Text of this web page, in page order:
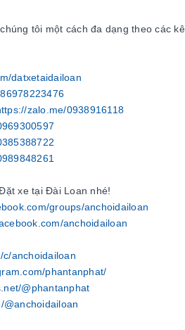
tôi một cách đa dạng theo các
datxetaidailoan
zalo.me/0938916118
xe tại Đài Loan nhé!
groups/anchoidailoan
anchoidailoan
anchoidailoan
phantanphat/
@phantanphat
@anchoidailoan